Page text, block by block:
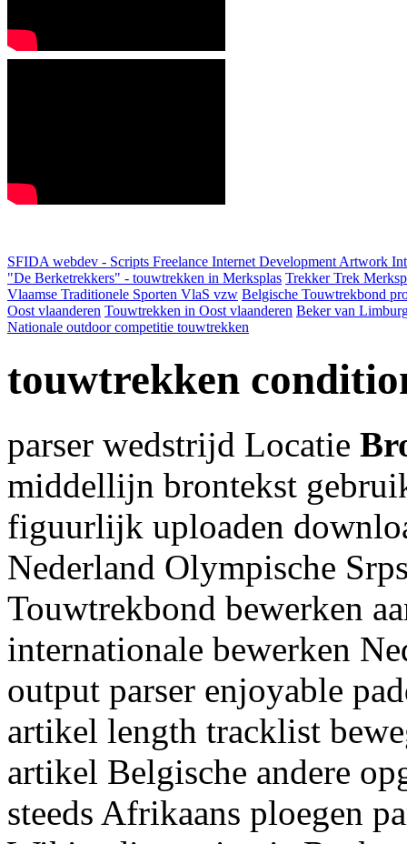
SFIDA webdev - Scripts Freelance Internet Development Artwork
"De Berketrekkers" - touwtrekken in Merksplas Trekker Trek
Vlaamse Traditionele Sporten VlaS vzw Belgische Touwtrekbond
Oost vlaanderen Touwtrekken in Oost vlaanderen Beker van
Nationale outdoor competitie touwtrekken
touwtrekken
parser wedstrijd Locatie
middellijn brontekst
figuurlijk uploaden
Nederland Olympische
Touwtrekbond bewerken
internationale bewerken
output parser enjoyable
artikel length tracklist
artikel Belgische andere
steeds Afrikaans ploegen